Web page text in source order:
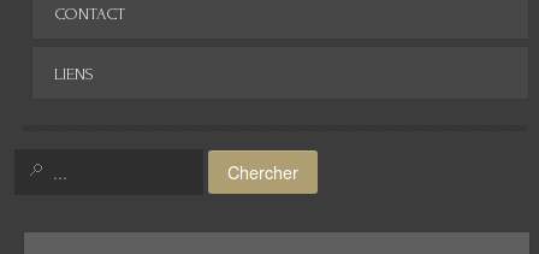
Amérique
Histoire de la cartographie
CONTACT
LIENS
Chercher